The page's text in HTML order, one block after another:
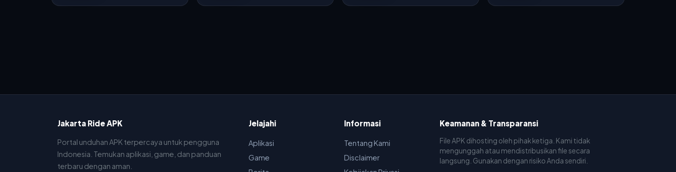
Jakarta Ride APK
Portal unduhan APK terpercaya untuk pengguna
Indonesia. Temukan aplikasi, game, dan panduan
terbaru dengan aman.
Jelajahi
Aplikasi
Game
Informasi
Tentang Kami
Disclaimer
Keamanan & Transparansi
File APK dihosting oleh pihak ketiga. Kami tidak
mengunggah atau mendistribusikan file secara
langsung. Gunakan dengan risiko Anda sendiri.